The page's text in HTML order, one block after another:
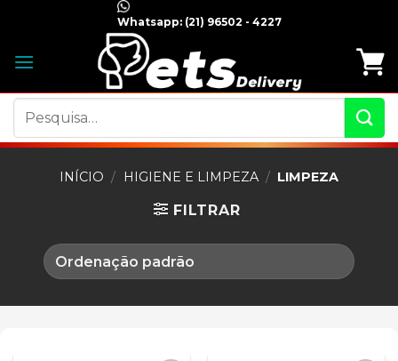
content
Whatsapp:(21) 96502 - 4227
por:
INÍCIO / HIGIENE E LIMPEZA / LIMPEZA
FILTRAR